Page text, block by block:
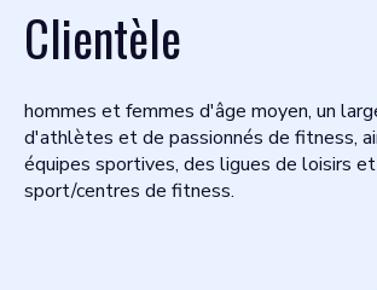
Clientèle
hommes et femmes d'âge moyen, un
d'athlètes et de passionnés de fitness,
équipes sportives, des ligues de loisirs
sport/centres de fitness.